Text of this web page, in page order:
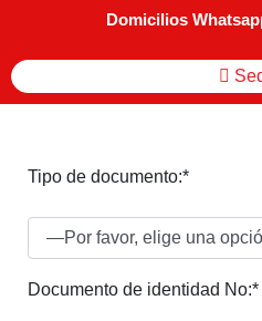
Domicilios
Tipo de documento:*
Documento de identidad No:*